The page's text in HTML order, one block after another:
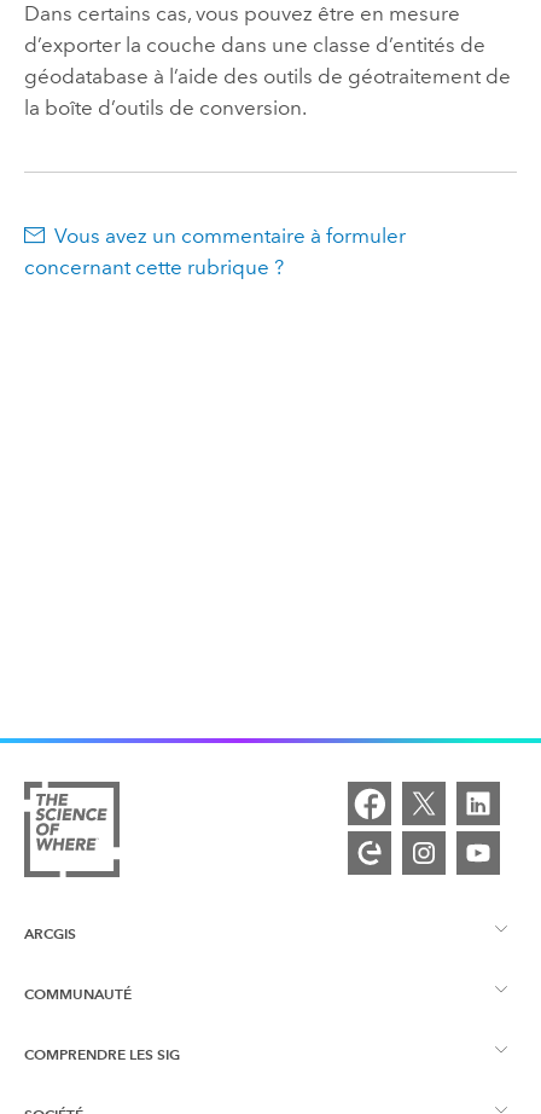
Dans certains cas, vous pouvez être en mesure
d’exporter la couche dans une classe d’entités de
géodatabase à l’aide des outils de géotraitement de
la boîte d’outils de conversion.
Vous avez un commentaire à formuler
concernant cette rubrique ?
ARCGIS
Vue d’ensemble d’ArcGIS
Cartographie
COMMUNAUTÉ
Esri Community
COMPRENDRE LES SIG